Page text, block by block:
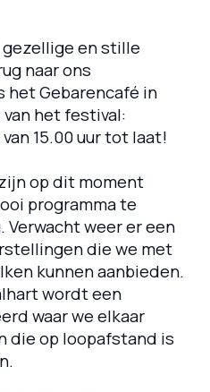
en stille
naar ons
het Gebarencafé in
het festival:
15.00 uur tot laat!
op dit moment
programma te
Verwacht weer er een
die we met
kunnen aanbieden.
wordt een
waar we elkaar
die op loopafstand is